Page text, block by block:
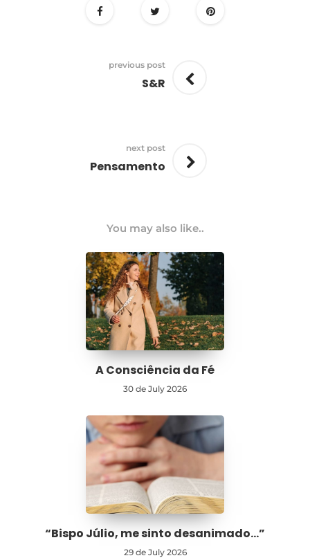
previous post
S&R
next post
Pensamento
You may also like..
A Consciência da Fé
30 de July 2026
“Bispo Júlio, me sinto desanimado…”
29 de July 2026